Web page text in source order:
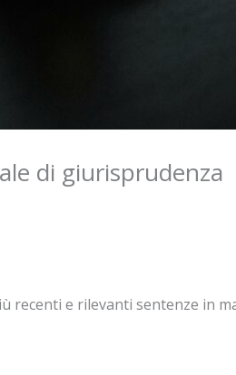
di giurisprudenza
recenti e rilevanti sentenze in